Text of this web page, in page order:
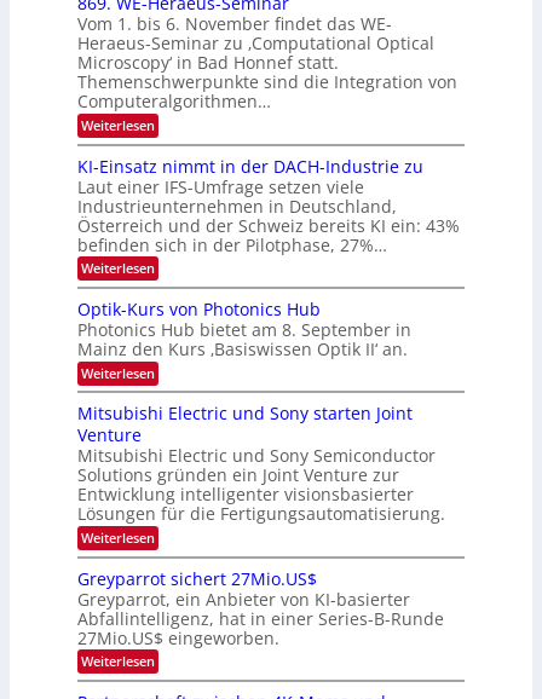
0
2
6
k
-
u
n
d
B
i
l
d
v
e
r
a
r
b
e
i
n
g
s
-
T
r
e
n
d
s
t
d
e
n
k
t
o
s
e
n
s
m
e
l
d
e
t
s
t
a
r
k
e
W
a
c
h
s
u
i
m
e
r
s
t
e
n
H
a
l
b
j
a
Vom 1. bis 6. November findet das WE-
Heraeus-Seminar zu ‚Computational Optical
Microscopy‘ in Bad Honnef statt.
Themenschwerpunkte sind die Integration von
Computeralgorithmen…
Weiterlesen:
8
9
.
W
E
-
H
e
r
a
e
u
s
-
S
e
n
a
r
KI-Einsatz nimmt in der DACH-Industrie zu
Laut einer IFS-Umfrage setzen viele
Industrieunternehmen in Deutschland,
Österreich und der Schweiz bereits KI ein: 43%
befinden sich in der Pilotphase, 27%…
Weiterlesen:
K
-
E
i
n
s
a
t
n
m
m
t
i
n
d
e
r
D
A
C
H
Optik-Kurs von Photonics Hub
Photonics Hub bietet am 8. September in
Mainz den Kurs ‚Basiswissen Optik II‘ an.
Weiterlesen:
O
p
t
k
-
K
u
r
s
v
o
n
P
h
o
t
o
n
Mitsubishi Electric und Sony starten Joint
Venture
Mitsubishi Electric und Sony Semiconductor
Solutions gründen ein Joint Venture zur
Entwicklung intelligenter visionsbasierter
Lösungen für die Fertigungsautomatisierung.
Weiterlesen:
M
t
s
u
b
i
s
Greyparrot sichert 27Mio.US$
Greyparrot, ein Anbieter von KI-basierter
Abfallintelligenz, hat in einer Series-B-Runde
27Mio.US$ eingeworben.
Weiterlesen:
G
r